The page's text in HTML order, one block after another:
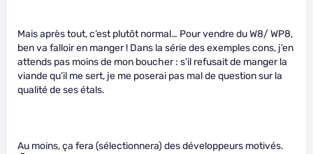
Mais après tout, c’est plutôt normal… Pour vendre du W8/ WP8,
ben va falloir en manger ! Dans la série des exemples cons, j’en
attends pas moins de mon boucher : s’il refusait de manger la
viande qu’il me sert, je me poserai pas mal de question sur la
qualité de ses étals.
Au moins, ça fera (sélectionnera) des développeurs motivés.